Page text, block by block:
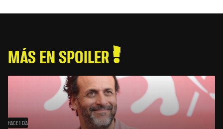
MÁS EN SPOILER
HACE 1 DÍA